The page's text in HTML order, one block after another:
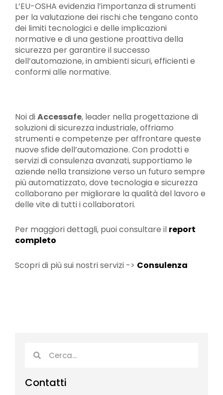
L’EU-OSHA evidenzia l’importanza di strumenti
per la valutazione dei rischi che tengano conto
dei limiti tecnologici e delle implicazioni
normative e di una gestione proattiva della
sicurezza per garantire il successo
dell’automazione, in ambienti sicuri, efficienti e
conformi alle normative.
Noi diAccessafe, leader nella progettazione di
soluzioni di sicurezza industriale, offriamo
strumenti e competenze per affrontare queste
nuove sfide dell’automazione. Con prodotti e
servizi di consulenza avanzati, supportiamo le
aziende nella transizione verso un futuro sempre
più automatizzato, dove tecnologia e sicurezza
collaborano per migliorare la qualità del lavoro e
delle vite di tutti i collaboratori.
Per maggiori dettagli, puoi consultare il report
completo
Scopri di più sui nostri servizi -> Consulenza
Contatti